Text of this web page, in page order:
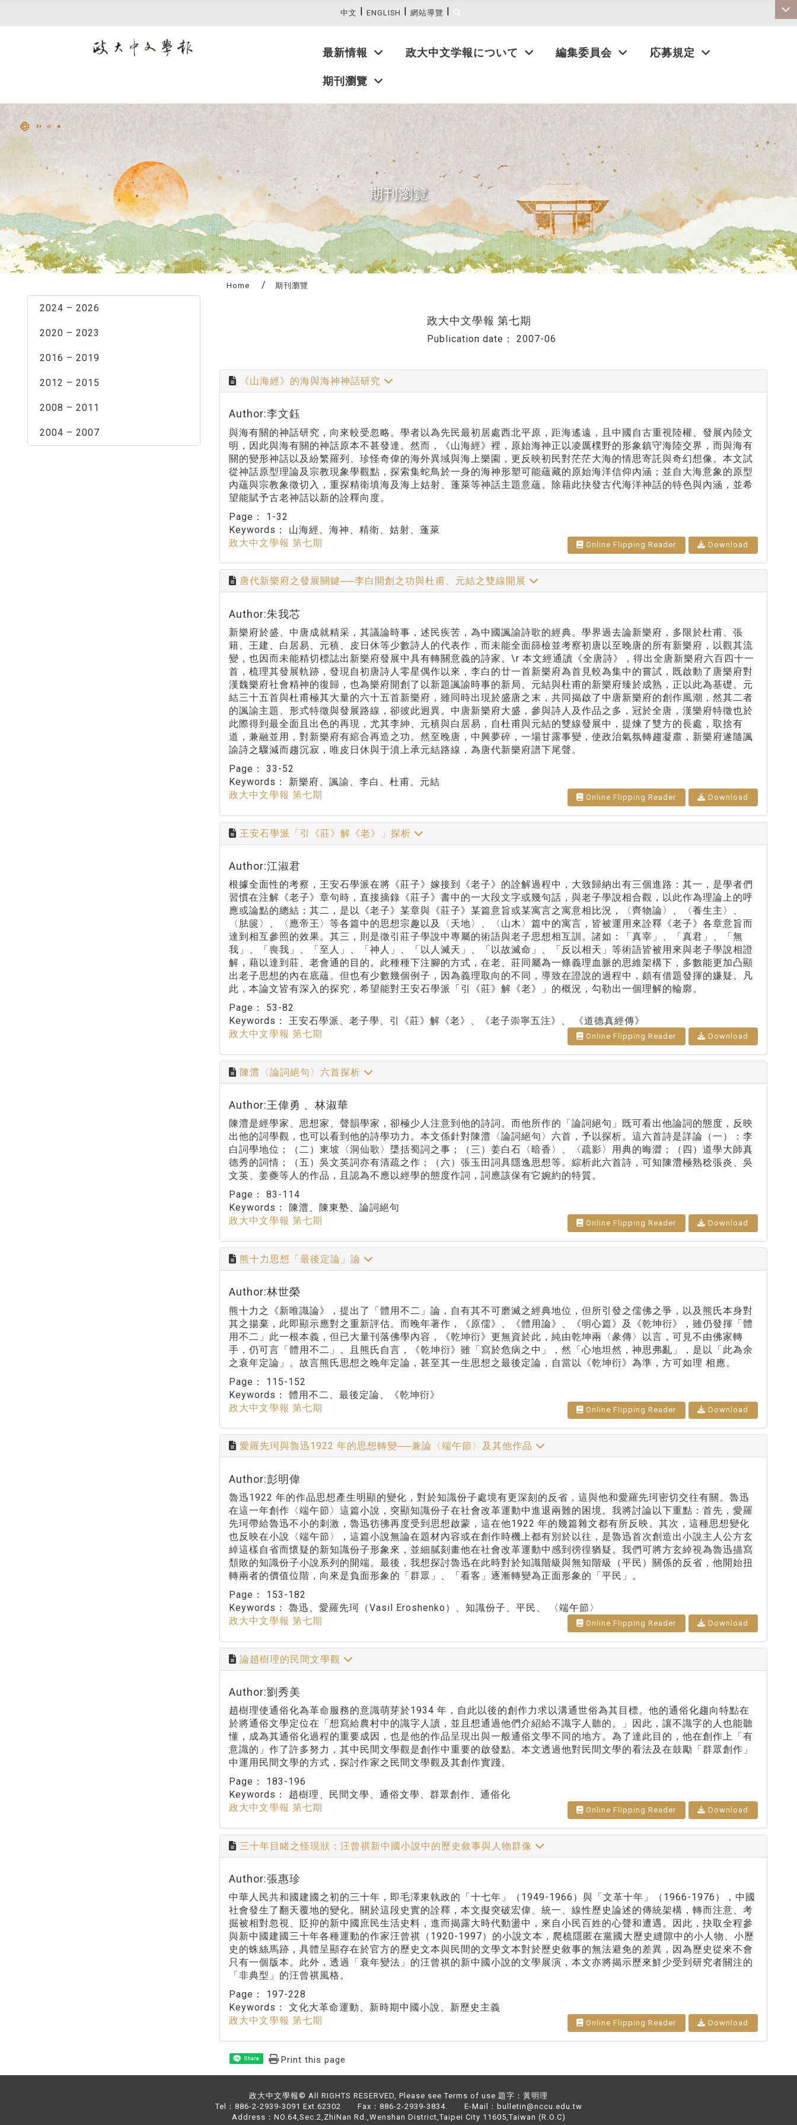
最新情報 政大中文学報について 編集委員会 応募規定
期刊瀏覽
中文 | ENGLISH | 網站導覽 |
期刊瀏覽
2024 – 2026
2020 – 2023
2016 – 2019
2012 – 2015
2008 – 2011
2004 – 2007
Home 期刊瀏覽
政大中文學報 第七期
Publication date： 2007-06
《山海經》的海與海神神話研究
Author:李文鈺
與海有關的神話研究，向來較受忽略。學者以為先民最初居處西北平原，距海遙遠，且中國自古重視陸權、發展內陸文
明，因此與海有關的神話原本不甚發達。然而，《山海經》裡，原始海神正以凌厲樸野的形象鎮守海陸交界，而與海有
關的變形神話以及紛繁羅列、珍怪奇偉的海外異域與海上樂園，更反映初民對茫茫大海的情思寄託與奇幻想像。本文試
從神話原型理論及宗教現象學觀點，探索集蛇鳥於一身的海神形塑可能蘊藏的原始海洋信仰內涵；並自大海意象的原型
內蘊與宗教象徵切入，重探精衛填海及海上姑射、蓬萊等神話主題意蘊。除藉此抉發古代海洋神話的特色與內涵，並希
望能賦予古老神話以新的詮釋向度。
Page： 1-32
Keywords： 山海經、海神、精衛、姑射、蓬萊
政大中文學報 第七期
Online Flipping Reader Download
唐代新樂府之發展關鍵──李白開創之功與杜甫、元結之雙線開展
Author:朱我芯
新樂府於盛、中唐成就精采，其議論時事，述民疾苦，為中國諷諭詩歌的經典。學界過去論新樂府，多限於杜甫、張
籍、王建、白居易、元稹、皮日休等少數詩人的代表作，而未能全面篩檢並考察初唐以至晚唐的所有新樂府，以觀其流
變，也因而未能精切標誌出新樂府發展中具有轉關意義的詩家。\r 本文經通讀《全唐詩》，得出全唐新樂府六百四十一
首，梳理其發展軌跡，發現自初唐詩人零星偶作以來，李白的廿一首新樂府為首見較為集中的嘗試，既啟動了唐樂府對
漢魏樂府社會精神的復歸，也為樂府開創了以新題諷諭時事的新局。元結與杜甫的新樂府臻於成熟，正以此為基礎。元
結三十五首與杜甫極其大量的六十五首新樂府，雖同時出現於盛唐之末，共同揭啟了中唐新樂府的創作風潮，然其二者
的諷諭主題、形式特徵與發展路線，卻彼此迥異。中唐新樂府大盛，參與詩人及作品之多，冠於全唐，漢樂府特徵也於
此際得到最全面且出色的再現，尤其李紳、元稹與白居易，自杜甫與元結的雙線發展中，提煉了雙方的長處，取捨有
道，兼融並用，對新樂府有綰合再造之功。然至晚唐，中興夢碎，一場甘露事變，使政治氣氛轉趨凝肅，新樂府遂隨諷
諭詩之驟減而趨沉寂，唯皮日休與于濆上承元結路線，為唐代新樂府譜下尾聲。
Page： 33-52
Keywords： 新樂府、諷諭、李白、杜甫、元結
政大中文學報 第七期
Online Flipping Reader Download
王安石學派「引《莊》解《老》」探析
Author:江淑君
根據全面性的考察，王安石學派在將《莊子》嫁接到《老子》的詮解過程中，大致歸納出有三個進路：其一，是學者們
習慣在注解《老子》章句時，直接摘錄《莊子》書中的一大段文字或幾句話，與老子學說相合觀，以此作為理論上的呼
應或論點的總結；其二，是以《老子》某章與《莊子》某篇意旨或某寓言之寓意相比況，〈齊物論〉、〈養生主〉、
〈胠篋〉、〈應帝王〉等各篇中的思想宗趣以及〈天地〉、〈山木〉篇中的寓言，皆被運用來詮釋《老子》各章意旨而
達到相互參照的效果。其三，則是徵引莊子學說中專屬的術語與老子思想相互訓。諸如：「真宰」、「真君」、「無
我」、「喪我」、「至人」、「神人」、「以人滅天」、「以故滅命」、「反以相天」等術語皆被用來與老子學說相證
解，藉以達到莊、老會通的目的。此種種下注腳的方式，在老、莊同屬為一條義理血脈的思維架構下，多數能更加凸顯
出老子思想的內在底蘊。但也有少數幾個例子，因為義理取向的不同，導致在證說的過程中，頗有借題發揮的嫌疑。凡
此，本論文皆有深入的探究，希望能對王安石學派「引《莊》解《老》」的概況，勾勒出一個理解的輪廓。
Page： 53-82
Keywords： 王安石學派、老子學、引《莊》解《老》、《老子崇寧五注》、 《道德真經傳》
政大中文學報 第七期
Online Flipping Reader Download
陳澧〈論詞絕句〉六首探析
Author:王偉勇 、林淑華
陳澧是經學家、思想家、聲韻學家，卻極少人注意到他的詩詞。而他所作的「論詞絕句」既可看出他論詞的態度，反映
出他的詞學觀，也可以看到他的詩學功力。本文係針對陳澧〈論詞絕句〉六首，予以探析。這六首詩是詳論（一）：李
白詞學地位；（二）東坡〈洞仙歌〉檃括蜀詞之事；（三）姜白石〈暗香〉、〈疏影〉用典的晦澀；（四）道學大師真
德秀的詞情；（五）吳文英詞亦有清疏之作；（六）張玉田詞具隱逸思想等。綜析此六首詩，可知陳澧極熟稔張炎、吳
文英、姜夔等人的作品，且認為不應以經學的態度作詞，詞應該保有它婉約的特質。
Page： 83-114
Keywords：
陳澧、陳東塾、論詞絕句
政大中文學報 第七期
Online Flipping Reader Download
熊十力思想「最後定論」論
Author:林世榮
熊十力之《新唯識論》，提出了「體用不二」論，自有其不可磨滅之經典地位，但所引發之儒佛之爭，以及熊氏本身對
其之揚棄，此即顯示應對之重新評估。而晚年著作，《原儒》、《體用論》、《明心篇》及《乾坤衍》，雖仍發揮「體
用不二」此一根本義，但已大量刊落佛學內容，《乾坤衍》更無資於此，純由乾坤兩〈彖傳〉以言，可見不由佛家轉
手，仍可言「體用不二」。且熊氏自言，《乾坤衍》雖「寫於危病之中」，然「心地坦然，神思弗亂」，是以「此為余
之衰年定論」。故言熊氏思想之晚年定論，甚至其一生思想之最後定論，自當以《乾坤衍》為準，方可如理 相應。
Page： 115-152
Keywords： 體用不二、最後定論、《乾坤衍》
政大中文學報 第七期
Online Flipping Reader Download
愛羅先珂與魯迅1922 年的思想轉變──兼論〈端午節〉及其他作品
Author:彭明偉
魯迅1922 年的作品思想產生明顯的變化，對於知識份子處境有更深刻的反省，這與他和愛羅先珂密切交往有關。魯迅
在這一年創作〈端午節〉這篇小說，突顯知識份子在社會改革運動中進退兩難的困境。我將討論以下重點：首先，愛羅
先珂帶給魯迅不小的刺激，魯迅彷彿再度受到思想啟蒙，這在他1922 年的幾篇雜文都有所反映。其次，這種思想變化
也反映在小說〈端午節〉，這篇小說無論在題材內容或在創作時機上都有別於以往，是魯迅首次創造出小說主人公方玄
綽這樣自省而懷疑的新知識份子形象來，並細膩刻畫他在社會改革運動中感到徬徨猶疑。我們可將方玄綽視為魯迅描寫
頹敗的知識份子小說系列的開端。最後，我想探討魯迅在此時對於知識階級與無知階級（平民）關係的反省，他開始扭
轉兩者的價值位階，向來是負面形象的「群眾」、「看客」逐漸轉變為正面形象的「平民」。
Page： 153-182
Keywords： 魯迅、愛羅先珂（Vasil Eroshenko）、知識份子、平民、 〈端午節〉
政大中文學報 第七期
Online Flipping Reader Download
論趙樹理的民間文學觀
Author:劉秀美
趙樹理使通俗化為革命服務的意識萌芽於1934 年，自此以後的創作力求以溝通世俗為其目標。他的通俗化趨向特點在
於將通俗文學定位在「想寫給農村中的識字人讀，並且想通過他們介紹給不識字人聽的。」因此，讓不識字的人也能聽
懂，成為其通俗化過程的重要成因，也是他的作品呈現出與一般通俗文學不同的地方。為了達此目的，他在創作上「有
意識的」作了許多努力，其中民間文學觀是創作中重要的啟發點。本文透過他對民間文學的看法及在鼓勵「群眾創作」
中運用民間文學的方式，探討作家之民間文學觀及其創作實踐。
Page： 183-196
Keywords： 趙樹理、民間文學、通俗文學、群眾創作、通俗化
政大中文學報 第七期
Online Flipping Reader Download
三十年目睹之怪現狀：汪曾祺新中國小說中的歷史敘事與人物群像
Author:張惠珍
中華人民共和國建國之初的三十年，即毛澤東執政的「十七年」（1949-1966）與「文革十年」（1966-1976），中國
社會發生了翻天覆地的變化。關於這段史實的詮釋，本文擬突破宏偉、統一、線性歷史論述的傳統架構，轉而注意、考
掘被相對忽視、貶抑的新中國庶民生活史料，進而揭露大時代動盪中，來自小民百姓的心聲和遭遇。因此，抉取全程參
與新中國建國三十年各種運動的作家汪曾祺（1920-1997）的小說文本，爬梳隱匿在黨國大歷史縫隙中的小人物、小歷
史的蛛絲馬跡，具體呈顯存在於官方的歷史文本與民間的文學文本對於歷史敘事的無法避免的差異，因為歷史從來不會
只有一個版本。此外，透過「衰年變法」的汪曾祺的新中國小說的文學展演，本文亦將揭示歷來鮮少受到研究者關注的
「非典型」的汪曾祺風格。
Page： 197-228
Keywords： 文化大革命運動、新時期中國小說、新歷史主義
政大中文學報 第七期
Online Flipping Reader Download
Share Print this page
政大中文學報© All RIGHTS RESERVED, Please see Terms of use 題字：黃明理
Tel：886-2-2939-3091 Ext.62302 Fax：886-2-2939-3834. E-Mail：bulletin@nccu.edu.tw
Address：NO.64,Sec.2,ZhiNan Rd.,Wenshan District,Taipei City 11605,Taiwan (R.O.C)